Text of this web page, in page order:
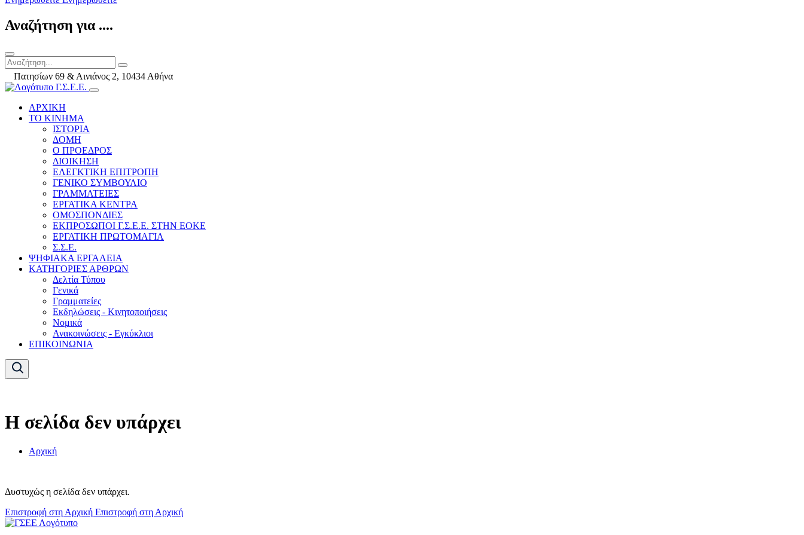
Αναζήτηση για ....
Πατησίων 69 & Αινιάνος 2, 10434 Αθήνα
ΑΡΧΙΚΗ
ΤΟ ΚΙΝΗΜΑ
ΙΣΤΟΡΙΑ
ΔΟΜΗ
Ο ΠΡΟΕΔΡΟΣ
ΔΙΟΙΚΗΣΗ
ΕΛΕΓΚΤΙΚΗ ΕΠΙΤΡΟΠΗ
ΓΕΝΙΚΟ ΣΥΜΒΟΥΛΙΟ
ΓΡΑΜΜΑΤΕΙΕΣ
ΕΡΓΑΤΙΚΑ ΚΕΝΤΡΑ
ΟΜΟΣΠΟΝΔΙΕΣ
ΕΚΠΡΟΣΩΠΟΙ Γ.Σ.Ε.Ε. ΣΤΗΝ ΕΟΚΕ
ΕΡΓΑΤΙΚΗ ΠΡΩΤΟΜΑΓΙΑ
Σ.Σ.Ε.
ΨΗΦΙΑΚΑ ΕΡΓΑΛΕΙΑ
ΚΑΤΗΓΟΡΙΕΣ ΑΡΘΡΩΝ
Δελτία Τύπου
Γενικά
Γραμματείες
Εκδηλώσεις - Κινητοποιήσεις
Νομικά
Ανακοινώσεις - Εγκύκλιοι
ΕΠΙΚΟΙΝΩΝΙΑ
Η σελίδα δεν υπάρχει
Αρχική
Δυστυχώς η σελίδα δεν υπάρχει.
Επιστροφή στη Αρχική Επιστροφή στη Αρχική